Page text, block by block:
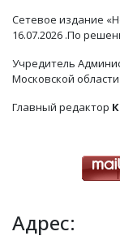
Сетевое издание
16.07.2026 .По
Учредитель
Московской области
Главный редактор
Адрес: